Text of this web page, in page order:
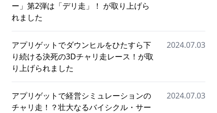
ー」第2弾は「デリ走」！ が取り上げら
れました
アプリゲットでダウンヒルをひたすら下
り続ける決死の3Dチャリ走レース！が取
り上げられました
2024.07.03
アプリゲットで経営シミュレーションの
チャリ走！？壮大なるバイシクル・サー
2024.07.03